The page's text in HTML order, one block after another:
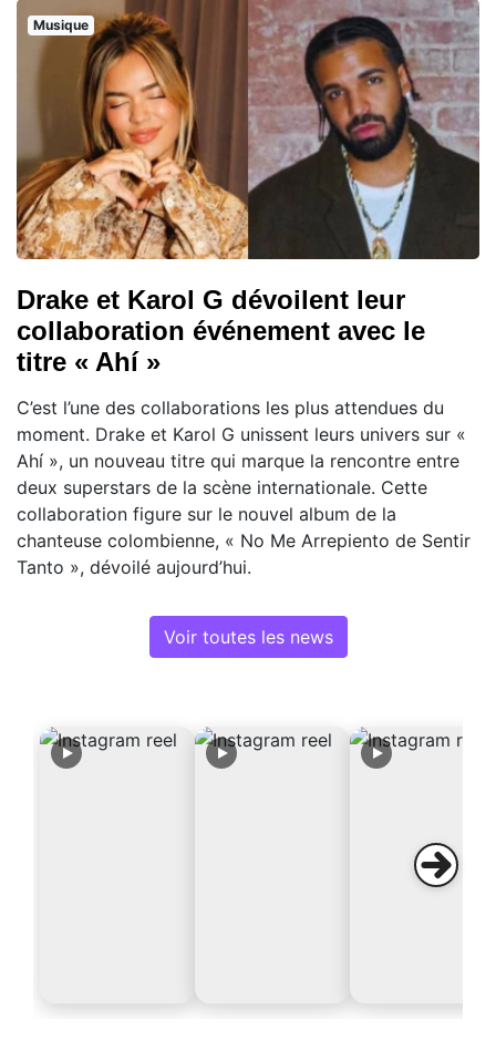
Musique
Drake et Karol G dévoilent leur
collaboration événement avec le
titre « Ahí »
C’est l’une des collaborations les plus attendues du
moment. Drake et Karol G unissent leurs univers sur «
Ahí », un nouveau titre qui marque la rencontre entre
deux superstars de la scène internationale. Cette
collaboration figure sur le nouvel album de la
chanteuse colombienne, « No Me Arrepiento de Sentir
Tanto », dévoilé aujourd’hui.
Voir toutes les news